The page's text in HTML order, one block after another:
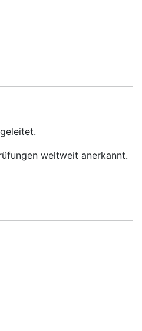
weltweit anerkannt.